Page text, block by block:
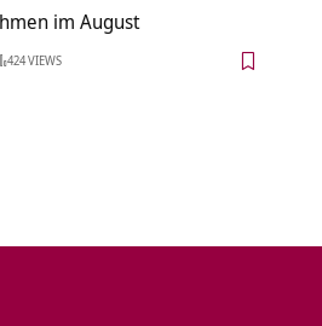
im August
424 VIEWS